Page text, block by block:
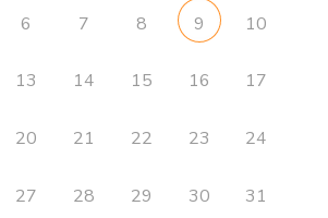
6 7 8 9 10
13 14 15 16 17
20 21 22 23 24
27 28 29 30 31